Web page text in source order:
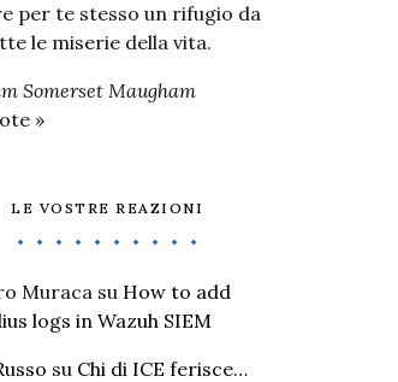
per te stesso un rifugio da
le miserie della vita.
Somerset Maugham
»
LE VOSTRE REAZIONI
Muraca su How to add
logs in Wazuh SIEM
su Chi di ICE ferisce…